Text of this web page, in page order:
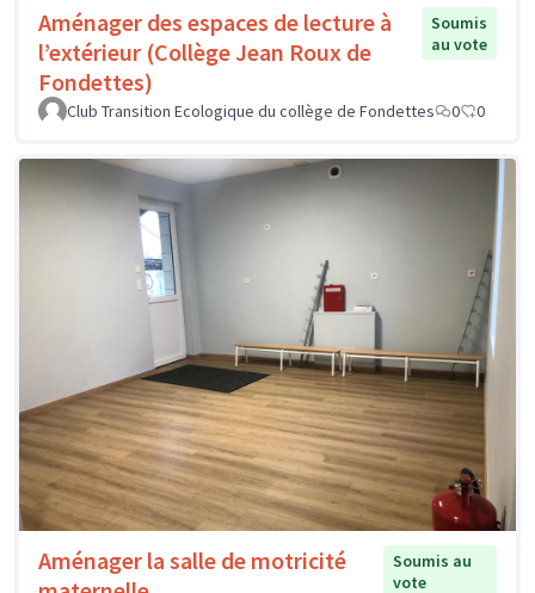
Aménager des espaces de lecture à
l’extérieur (Collège Jean Roux de
Fondettes)
Soumis
au vote
Club Transition Ecologique du collège de Fondettes 0 0
Aménager la salle de motricité
Soumis au
vote